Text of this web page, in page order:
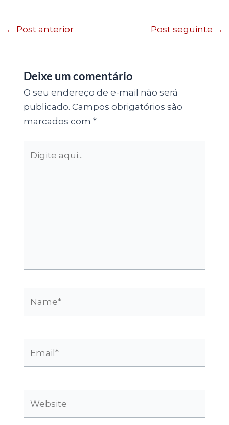
← Post anterior Post seguinte →
Deixe um comentário
O seu endereço de e-mail não será
publicado. Campos obrigatórios são
marcados com *
aqui...